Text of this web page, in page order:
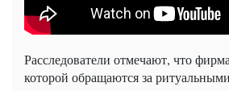
Расследователи отмечают, что
которой обращаются за